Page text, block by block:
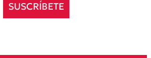
SUSCRÍBETE